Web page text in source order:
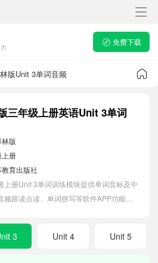
免费下载
版Unit 3单词音频
三年级上册英语Unit 3单词
版
上册
育出版社
上册Unit 3单词训练模块提供单词音标及中
跟读点读、单词拼写等软件APP功能，
3 Unit 4 Unit 5